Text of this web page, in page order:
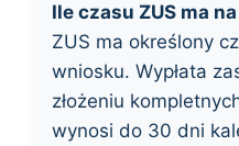
Ile czasu ZUS ma
ZUS ma określony
wniosku. Wypłata
złożeniu
wynosi do 30 dni